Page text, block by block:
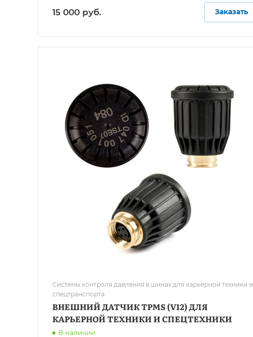
15 000 руб. Заказать
Системы контроля давления в шинах для карьерной техники и
спецтранспорта
ВНЕШНИЙ ДАТЧИК TPMS (V12) ДЛЯ
КАРЬЕРНОЙ ТЕХНИКИ И СПЕЦТЕХНИКИ
В наличии